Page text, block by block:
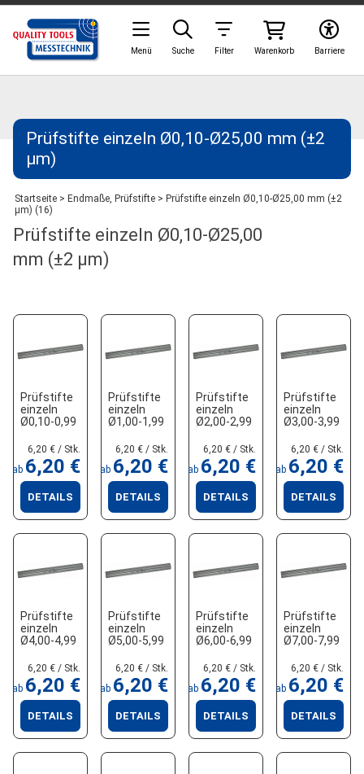
Prüfstifte einzeln Ø0,10-Ø25,00 mm (±2
µm)
Startseite > Endmaße, Prüfstifte > Prüfstifte einzeln Ø0,10-Ø25,00 mm (±2
µm) (16)
Prüfstifte einzeln Ø0,10-Ø25,00
mm (±2 µm)
Prüfstifte
einzeln
Ø0,10-0,99
6,20 € / Stk.
ab 6,20 €
DETAILS
Prüfstifte
einzeln
Ø1,00-1,99
6,20 € / Stk.
ab 6,20 €
DETAILS
Prüfstifte
einzeln
Ø2,00-2,99
6,20 € / Stk.
ab 6,20 €
DETAILS
Prüfstifte
einzeln
Ø3,00-3,99
6,20 € / Stk.
ab 6,20 €
DETAILS
Prüfstifte
einzeln
Ø4,00-4,99
6,20 € / Stk.
ab 6,20 €
DETAILS
Prüfstifte
einzeln
Ø5,00-5,99
6,20 € / Stk.
ab 6,20 €
DETAILS
Prüfstifte
einzeln
Ø6,00-6,99
6,20 € / Stk.
ab 6,20 €
DETAILS
Prüfstifte
einzeln
Ø7,00-7,99
6,20 € / Stk.
ab 6,20 €
DETAILS
Barriere
Warenkorb
Filter
Suche
Menü